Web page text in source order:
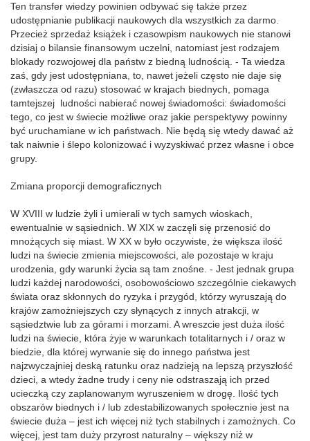
Ten transfer wiedzy powinien odbywać się także przez
udostępnianie publikacji naukowych dla wszystkich za darmo.
Przecież sprzedaż książek i czasowpism naukowych nie stanowi
dzisiaj o bilansie finansowym uczelni, natomiast jest rodzajem
blokady rozwojowej dla państw z biedną ludnością. - Ta wiedza
zaś, gdy jest udostępniana, to, nawet jeżeli często nie daje się
(zwłaszcza od razu) stosować w krajach biednych, pomaga
tamtejszej ludności nabierać nowej świadomości: świadomości
tego, co jest w świecie możliwe oraz jakie perspektywy powinny
być uruchamiane w ich państwach. Nie będą się wtedy dawać aż
tak naiwnie i ślepo kolonizować i wyzyskiwać przez własne i obce
grupy.
Zmiana proporcji demograficznych
W XVIII w ludzie żyli i umierali w tych samych wioskach,
ewentualnie w sąsiednich. W XIX w zaczęli się przenosić do
mnożących się miast. W XX w było oczywiste, że większa ilość
ludzi na świecie zmienia miejscowości, ale pozostaje w kraju
urodzenia, gdy warunki życia są tam znośne. - Jest jednak grupa
ludzi każdej narodowości, osobowościowo szczególnie ciekawych
świata oraz skłonnych do ryzyka i przygód, którzy wyruszają do
krajów zamożniejszych czy słynących z innych atrakcji, w
sąsiedztwie lub za górami i morzami. A wreszcie jest duża ilość
ludzi na świecie, która żyje w warunkach totalitarnych i / oraz w
biedzie, dla której wyrwanie się do innego państwa jest
najzwyczajniej deską ratunku oraz nadzieją na lepszą przyszłość
dzieci, a wtedy żadne trudy i ceny nie odstraszają ich przed
ucieczką czy zaplanowanym wyruszeniem w drogę. Ilość tych
obszarów biednych i / lub zdestabilizowanych społecznie jest na
świecie duża – jest ich więcej niż tych stabilnych i zamożnych. Co
więcej, jest tam duży przyrost naturalny – większy niż w